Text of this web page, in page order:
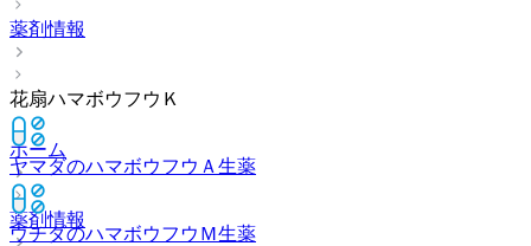
薬剤情報
花扇ハマボウフウＫ
ヤマダのハマボウフウＡ 生薬
ウチダのハマボウフウＭ生薬
ホーム
薬剤情報